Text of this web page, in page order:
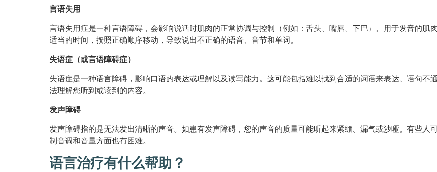
言语失用
言语失用症是一种言语障碍，会影响说话时肌肉的正常协调与控制（例如：舌头、嘴唇、下巴）。用于发音的肌
适当的时间，按照正确顺序移动，导致说出不正确的语音、音节和单词。
失语症（或言语障碍症）
失语症是一种语言障碍，影响口语的表达或理解以及读写能力。这可能包括难以找到合适的词语来表达、语句不
法理解您听到或读到的内容。
发声障碍
发声障碍指的是无法发出清晰的声音。如患有发声障碍，您的声音的质量可能听起来紧绷、漏气或沙哑。有些人
制音调和音量方面也有困难。
语言治疗有什么帮助？